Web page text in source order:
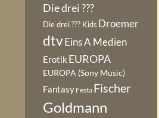
Die drei ???
Die drei ??? Kids Droemer
dtvEins A Medien
Erotik EUROPA
EUROPA (Sony Music)
Fantasy Festa Fischer
Goldmann